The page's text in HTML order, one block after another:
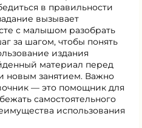
в правильности
вызывает
с малышом разобрать
за шагом, чтобы понять
издания
материал перед
новым занятием. Важно
— это помощник для
самостоятельного
использования